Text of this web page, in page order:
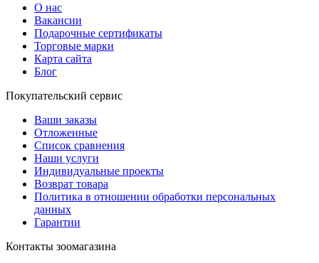
О нас
Вакансии
Подарочные сертификаты
Торговые марки
Карта сайта
Блог
Покупательский сервис
Ваши заказы
Отложенные
Список сравнения
Наши услуги
Индивидуальные проекты
Возврат товара
Политика в отношении обработки персональных
данных
Гарантии
Контакты зоомагазина